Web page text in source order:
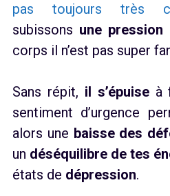
pas toujours très
subissons une pression
corps il n’est pas super
Sans répit, il s’épuiseà
sentiment d’urgence
alors une baisse des
un déséquilibre de tes
états de dépression.